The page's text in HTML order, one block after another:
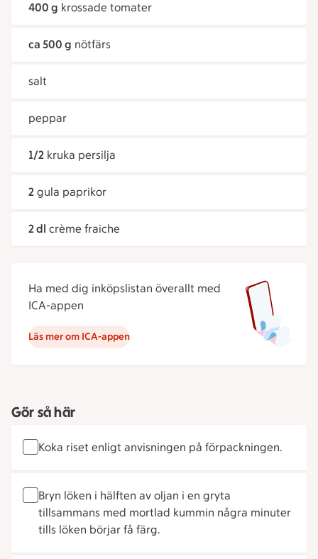
400 g krossade tomater
ca 500 g nötfärs
salt
peppar
1/2 kruka persilja
2 gula paprikor
2 dl crème fraiche
Ha med dig inköpslistan överallt med
ICA-appen
Läs mer om ICA-appen
Gör så här
Koka riset enligt anvisningen på förpackningen.
Bryn löken i hälften av oljan i en gryta
tillsammans med mortlad kummin några minuter
tills löken börjar få färg.